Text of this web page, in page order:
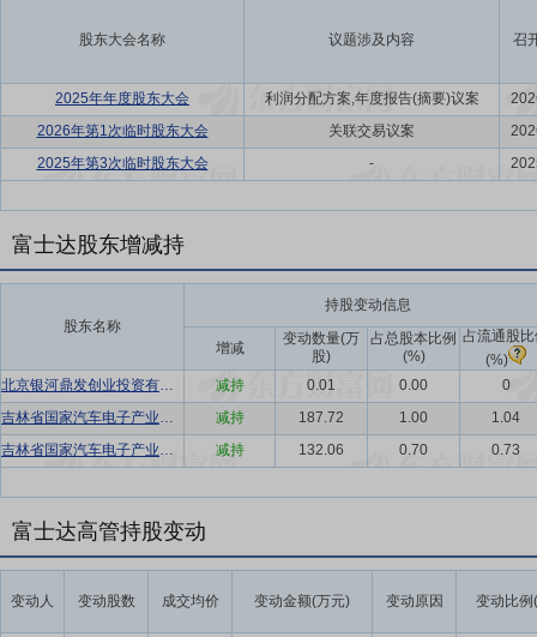
股东大会名称 议题涉及内容 召
2025年年度股东大会 利润分配方案,年度报告(摘要)议案
2026年第1次临时股东大会
关联交易议案
2025年第3次临时股东大会
-
富士达股东增减持
股东名称
持股变动信息
增减
变动数量(万
股)
占总股本比例
(%)
占流通股
(%)
北京银河鼎发创业投资有限公司
减持 0.01 0.00
0
吉林省国家汽车电子产业创业投资有限责任公司
减持 187.72 1.00
1.04
吉林省国家汽车电子产业创业投资有限责任公司
减持 132.06 0.70 0.73
富士达高管持股变动
变动人 变动股数 成交均价 变动金额(万元) 变动原因 变动比